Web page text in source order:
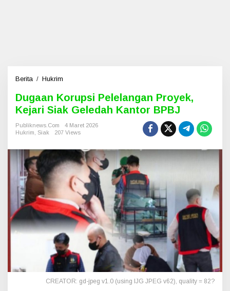
Berita / Hukrim
g
a
n
u
P
e
l
e
l
a
g
a
Dugaan Korupsi Pelelangan Proyek,
Kejari Siak Geledah Kantor BPBJ
Publiknews.com
4 Maret 2026
Hukrim Siak 207 Views
CREATOR: gd-jpeg v1.0 (using IJG JPEG v62), quality = 82?